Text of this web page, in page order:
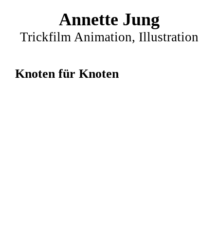
Annette Jung
Trickfilm Animation, Illustration
Knoten für Knoten